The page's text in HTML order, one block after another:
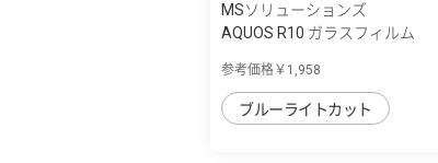
MSソリューションズ
AQUOS R10 ガラスフィルム
参考価格￥1,958
ブルーライトカット